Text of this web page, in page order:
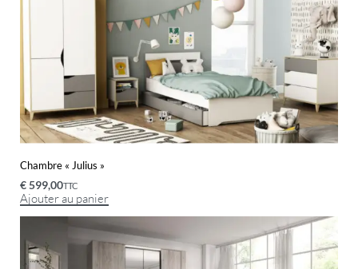
Chambre « Julius »
€599,00TTC
Ajouter au panier